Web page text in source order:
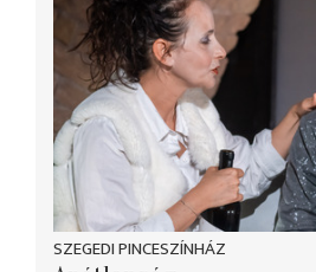
SZEGEDI PINCESZÍNHÁZ